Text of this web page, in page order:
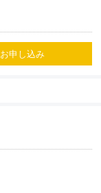
お申し込み